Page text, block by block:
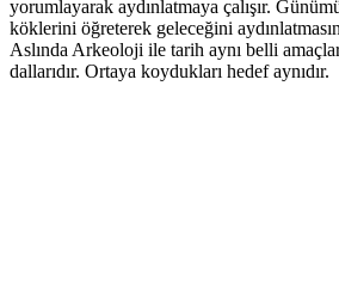
yorumlayarak aydınlatmaya çalışır.
köklerini öğreterek geleceğini
Aslında Arkeoloji ile tarih aynı belli
dallarıdır. Ortaya koydukları hedef aynıdır.